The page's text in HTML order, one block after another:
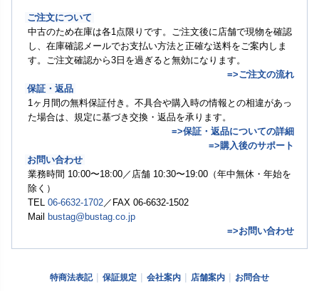
ご注文について
中古のため在庫は各1点限りです。ご注文後に店舗で現物を確認
し、在庫確認メールでお支払い方法と正確な送料をご案内しま
す。ご注文確認から3日を過ぎると無効になります。
=>ご注文の流れ
保証・返品
1ヶ月間の無料保証付き。不具合や購入時の情報との相違があっ
た場合は、規定に基づき交換・返品を承ります。
=>保証・返品についての詳細
=>購入後のサポート
お問い合わせ
業務時間 10:00〜18:00／店舗 10:30〜19:00（年中無休・年始を
除く）
TEL 06-6632-1702 ／FAX 06-6632-1502
Mail bustag@bustag.co.jp
=>お問い合わせ
特商法表記 保証規定 会社案内 店舗案内 お問合せ